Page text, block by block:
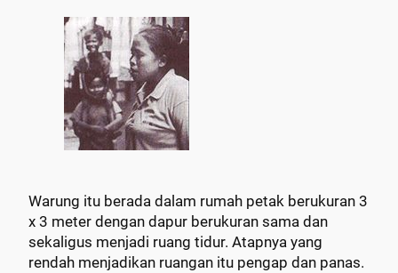
Warung itu berada dalam rumah petak berukuran 3
x 3 meter dengan dapur berukuran sama dan
sekaligus menjadi ruang tidur. Atapnya yang
rendah menjadikan ruangan itu pengap dan panas.